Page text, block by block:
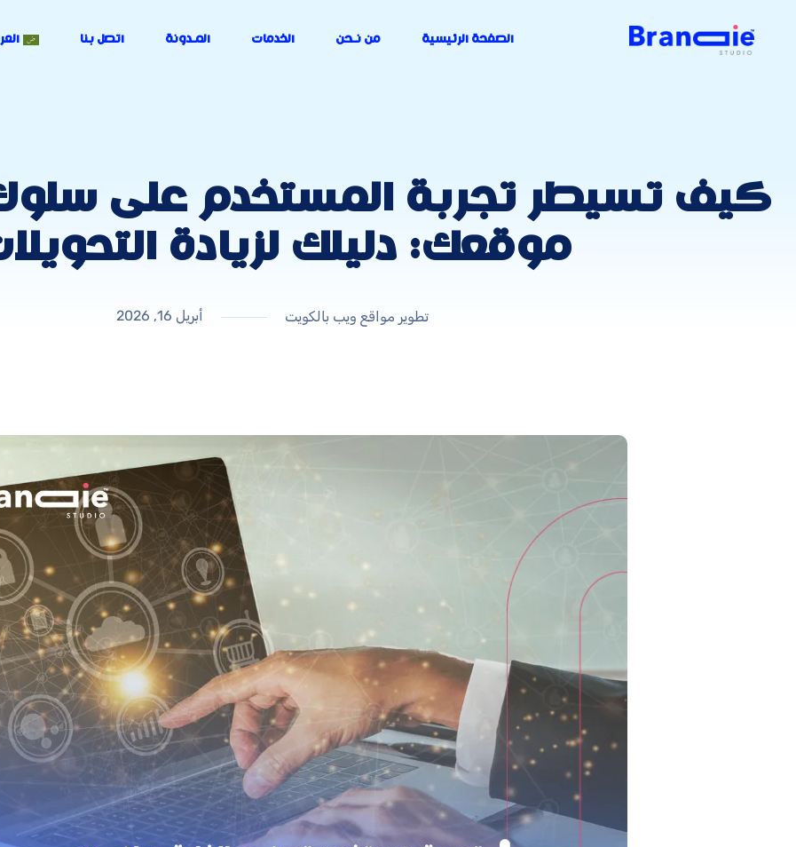
الصفحة الرئيسية من نـحن الخدمات المـدونة اتصل بنا
كيف تسيطر تجربة المستخدم على سلوك
موقعك: دليلك لزيادة
تطوير مواقع ويب بالكويت أبريل 16, 2026